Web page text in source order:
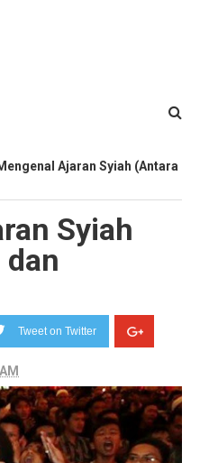
Ajaran Syiah (Antara
Syiah
Tweet on Twitter